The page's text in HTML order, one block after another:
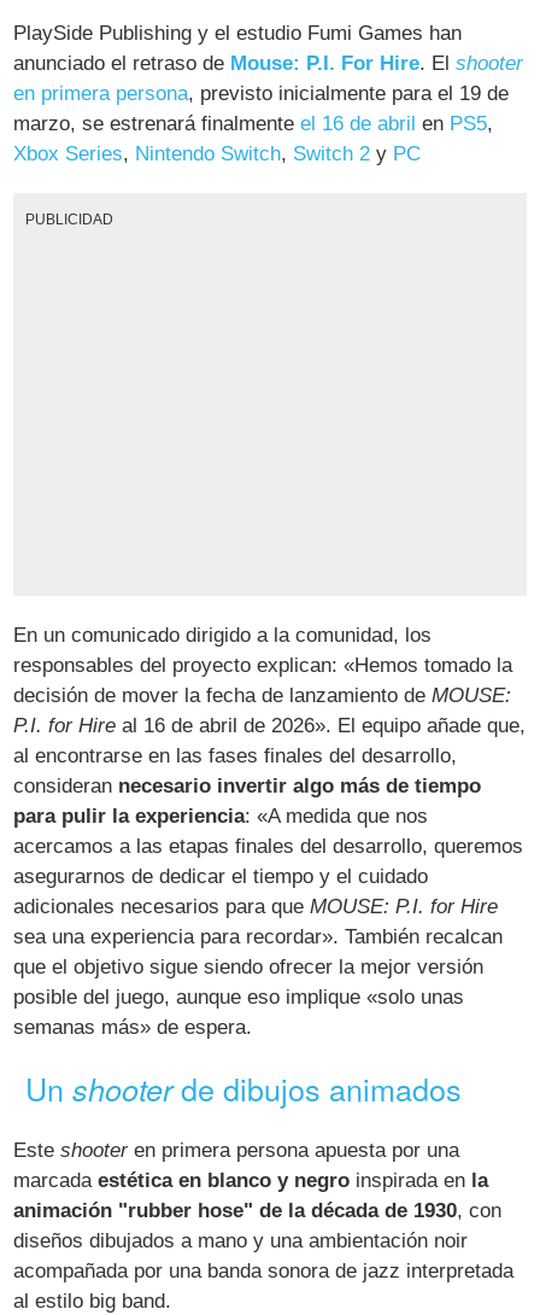
PlaySide Publishing y el estudio Fumi Games han
anunciado el retraso de Mouse: P.I. For Hire. Elshooter
en primera persona, previsto inicialmente para el 19 de
marzo, se estrenará finalmenteel 16 de abril en PS5,
Xbox Series, Nintendo Switch, Switch 2 y PC
PUBLICIDAD
En un comunicado dirigido a la comunidad, los
responsables del proyecto explican: «Hemos tomado la
decisión de mover la fecha de lanzamiento deMOUSE:
P.I. for Hire al 16 de abril de 2026». El equipo añade que,
al encontrarse en las fases finales del desarrollo,
consideran necesario invertir algo más de tiempo
para pulir la experiencia: «A medida que nos
acercamos a las etapas finales del desarrollo, queremos
asegurarnos de dedicar el tiempo y el cuidado
adicionales necesarios para queMOUSE: P.I. for Hire
sea una experiencia para recordar». También recalcan
que el objetivo sigue siendo ofrecer la mejor versión
posible del juego, aunque eso implique «solo unas
semanas más» de espera.
Unshooterde dibujos animados
Esteshooteren primera persona apuesta por una
marcadaestética en blanco y negro inspirada en la
animación "rubber hose" de la década de 1930, con
diseños dibujados a mano y una ambientación noir
acompañada por una banda sonora de jazz interpretada
al estilo big band.